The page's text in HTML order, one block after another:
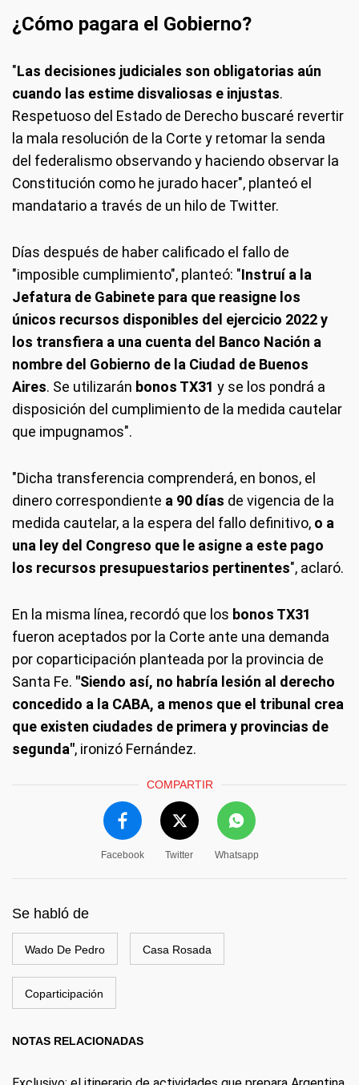
¿Cómo pagara el Gobierno?
"Las decisiones judiciales son obligatorias aún
cuando las estime disvaliosas e injustas.
Respetuoso del Estado de Derecho buscaré revertir
la mala resolución de la Corte y retomar la senda
del federalismo observando y haciendo observar la
Constitución como he jurado hacer", planteó el
mandatario a través de un hilo de Twitter.
Días después de haber calificado el fallo de
"imposible cumplimiento", planteó: "Instruí a la
Jefatura de Gabinete para que reasigne los
únicos recursos disponibles del ejercicio 2022 y
los transfiera a una cuenta del Banco Nación a
nombre del Gobierno de la Ciudad de Buenos
Aires. Se utilizarán bonos TX31 y se los pondrá a
disposición del cumplimiento de la medida cautelar
que impugnamos".
"Dicha transferencia comprenderá, en bonos, el
dinero correspondiente a 90 días de vigencia de la
medida cautelar, a la espera del fallo definitivo, o a
una ley del Congreso que le asigne a este pago
los recursos presupuestarios pertinentes", aclaró.
En la misma línea, recordó que los bonos TX31
fueron aceptados por la Corte ante una demanda
por coparticipación planteada por la provincia de
Santa Fe. "Siendo así, no habría lesión al derecho
concedido a la CABA, a menos que el tribunal crea
que existen ciudades de primera y provincias de
segunda", ironizó Fernández.
COMPARTIR
Facebook Twitter Whatsapp
Se habló de
Wado De Pedro Casa Rosada
Coparticipación
NOTAS RELACIONADAS